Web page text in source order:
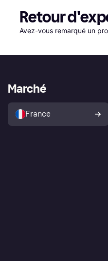
Retour
Avez-vous remarqué un
Marché
France